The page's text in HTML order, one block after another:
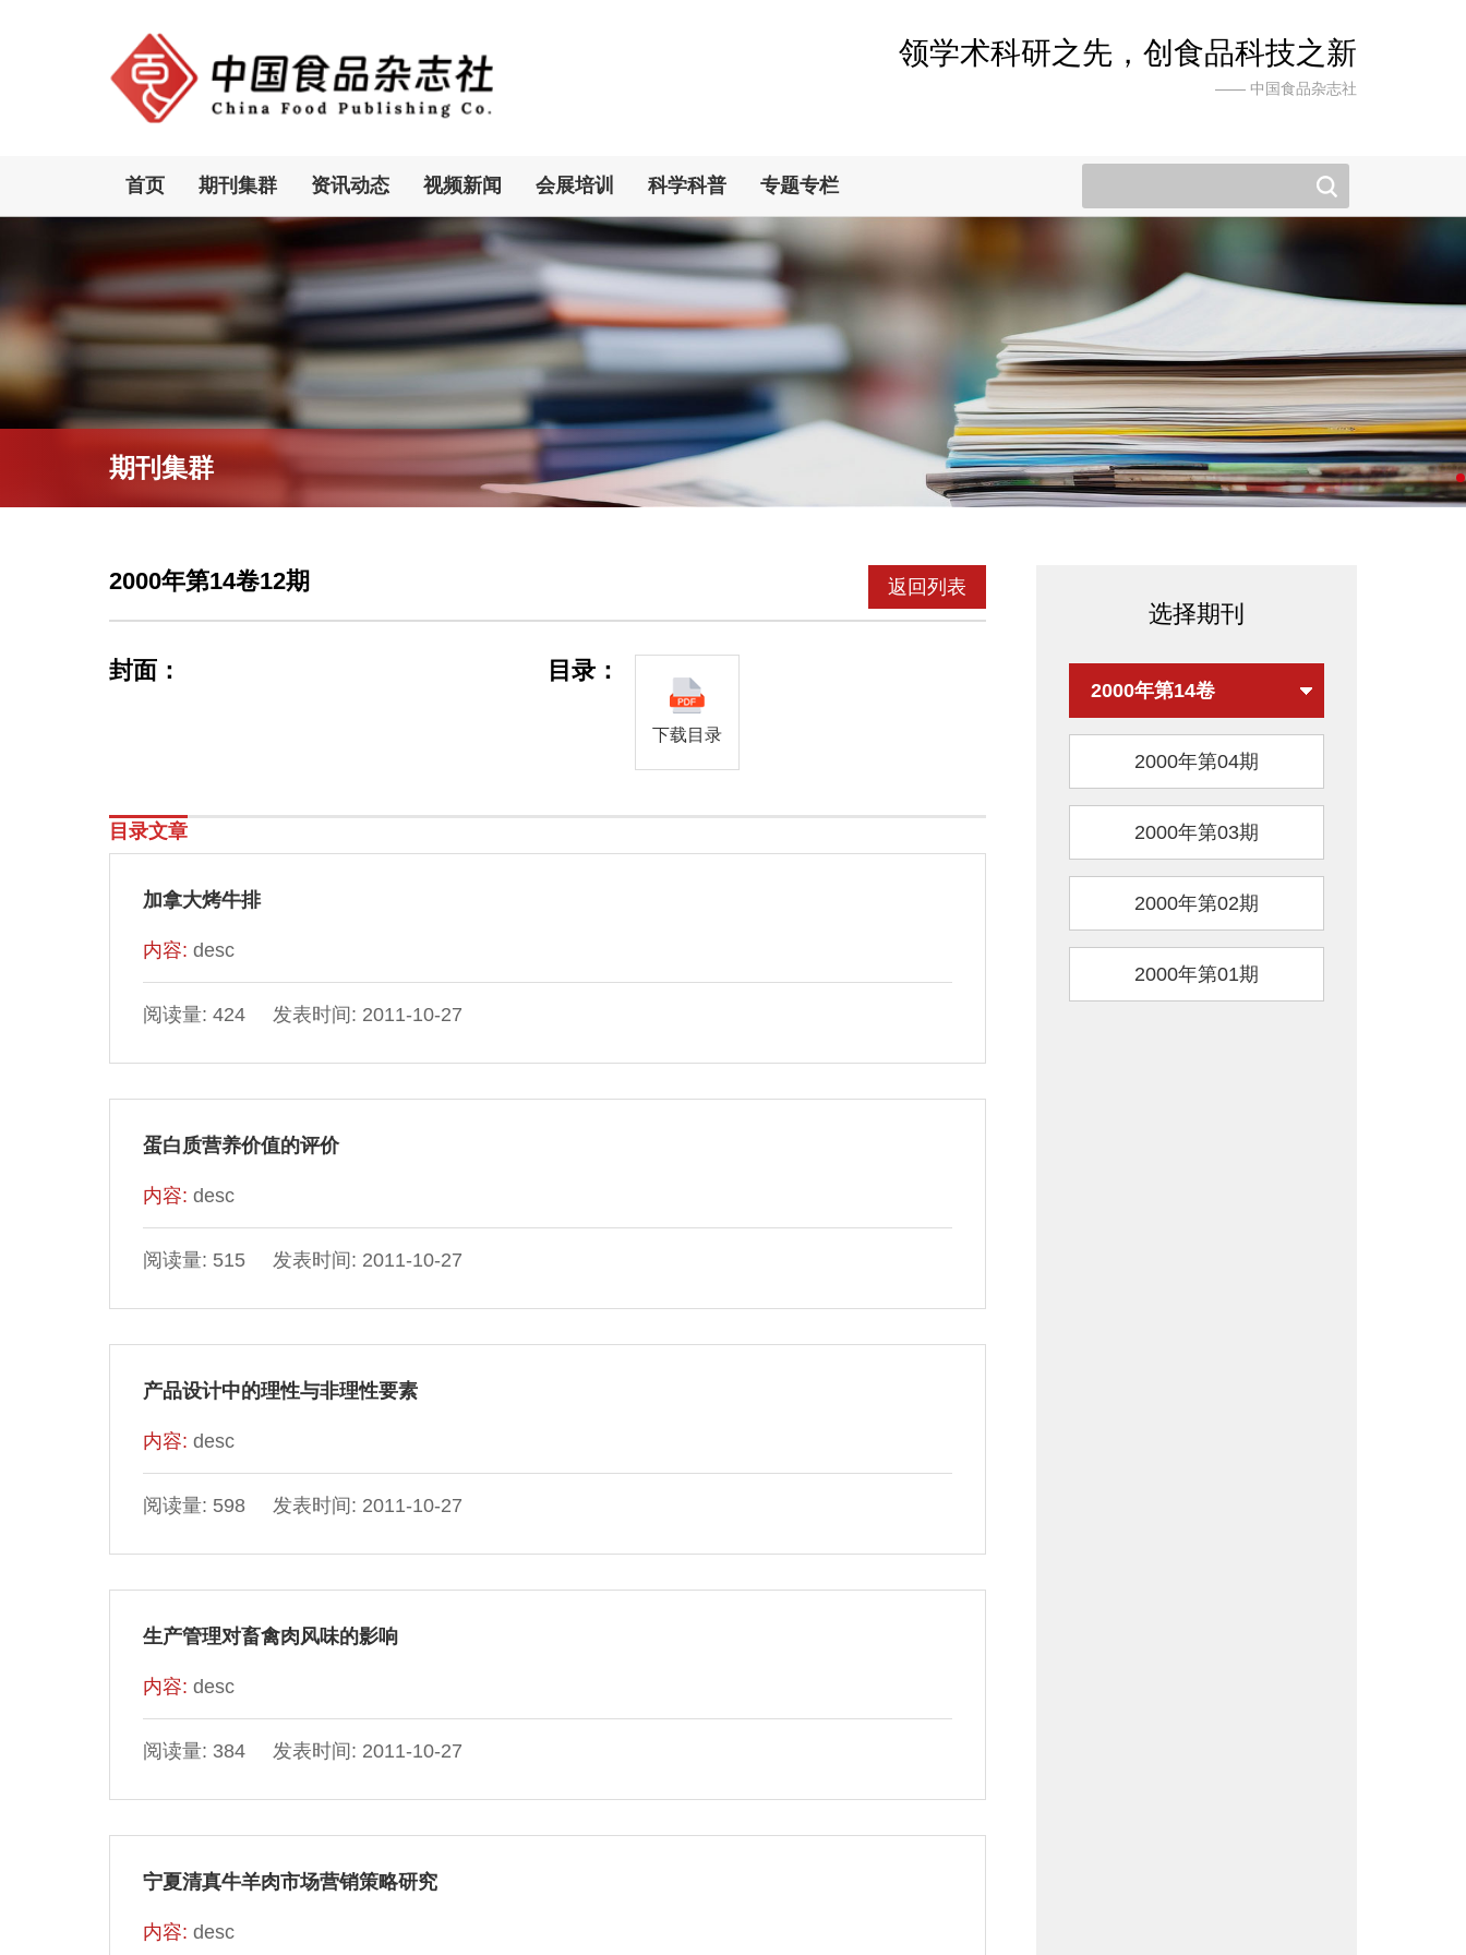
领学术科研之先，创食品科技之新
—— 中国食品杂志社
首页 期刊集群 资讯动态 视频新闻 会展培训 科学科普 专题专栏
期刊集群
2000年第14卷12期 返回列表
封面： 目录：
下载目录
目录文章
加拿大烤牛排
内容: desc
阅读量: 424 发表时间: 2011-10-27
蛋白质营养价值的评价
内容: desc
阅读量: 515 发表时间: 2011-10-27
产品设计中的理性与非理性要素
内容: desc
阅读量: 598 发表时间: 2011-10-27
生产管理对畜禽肉风味的影响
内容: desc
阅读量: 384 发表时间: 2011-10-27
宁夏清真牛羊肉市场营销策略研究
内容: desc
选择期刊
2000年第14卷
2000年第04期
2000年第03期
2000年第02期
2000年第01期